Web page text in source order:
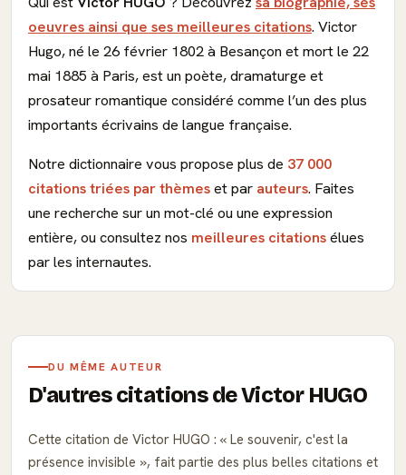
oeuvres ainsi que ses meilleures citations. Victor
Hugo, né le 26 février 1802 à Besançon et mort le 22
mai 1885 à Paris, est un poète, dramaturge et
prosateur romantique considéré comme l’un des plus
importants écrivains de langue française.
Notre dictionnaire vous propose plus de 37 000
citations triées par thèmeset par auteurs. Faites
une recherche sur un mot-clé ou une expression
entière, ou consultez nos meilleures citationsélues
par les internautes.
DU MÊME AUTEUR
D'autres citations de Victor HUGO
Cette citation de Victor HUGO :
Le souvenir, c'est la
présence invisible
, fait partie des plus belles citations et